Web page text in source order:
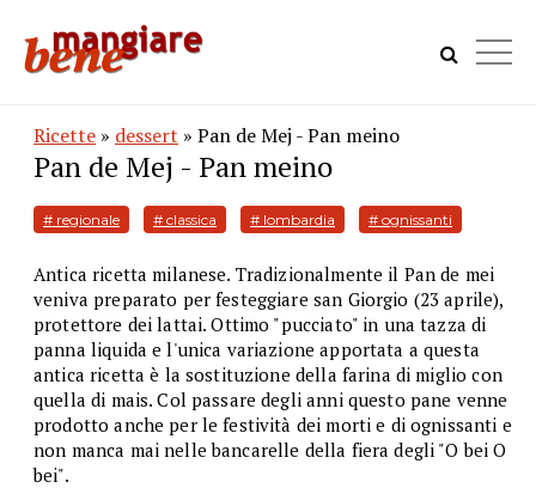
Ricette » dessert » Pan de Mej - Pan meino
Pan de Mej - Pan meino
# regionale # classica # lombardia # ognissanti
Antica ricetta milanese. Tradizionalmente il Pan de mei
veniva preparato per festeggiare san Giorgio (23 aprile),
protettore dei lattai. Ottimo "pucciato" in una tazza di
panna liquida e l'unica variazione apportata a questa
antica ricetta è la sostituzione della farina di miglio con
quella di mais. Col passare degli anni questo pane venne
prodotto anche per le festività dei morti e di ognissanti e
non manca mai nelle bancarelle della fiera degli "O bei O
bei".